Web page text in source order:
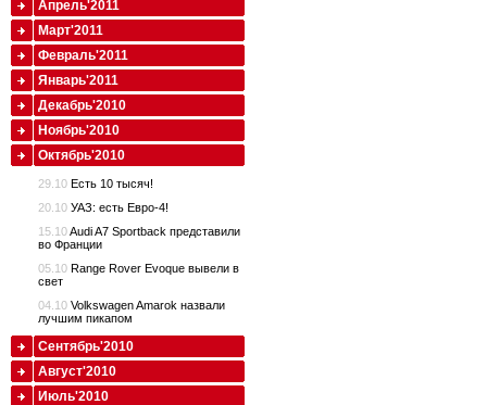
Апрель'2011
Март'2011
Февраль'2011
Январь'2011
Декабрь'2010
Ноябрь'2010
Октябрь'2010
29.10 Есть 10 тысяч!
20.10 УАЗ: есть Евро-4!
15.10Audi A7 Sportback представили
во Франции
05.10 Range Rover Evoque вывели в
свет
04.10 Volkswagen Amarok назвали
лучшим пикапом
Сентябрь'2010
Август'2010
Июль'2010